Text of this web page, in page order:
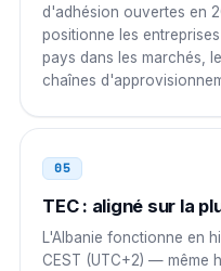
Brésil
00 21 355 N NNN NNNN
Afrique du Sud
00 355 N NNN NNNN
d'adhésion ouvertes en
positionne les
pays dans les marchés,
chaînes
05
TEC : aligné sur la
L'Albanie fonctionne en
CEST (UTC+2) — même